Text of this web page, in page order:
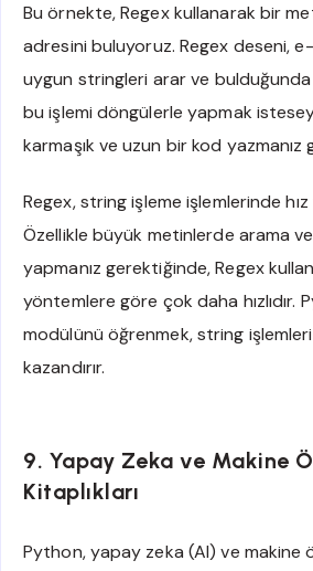
Bu örnekte, Regex kullanarak bir
adresini buluyoruz. Regex deseni,
uygun stringleri arar ve
bu işlemi döngülerle yapmak
karmaşık ve uzun bir kod yazmanız
Regex, string işleme işlemlerinde
Özellikle büyük metinlerde arama
yapmanız gerektiğinde, Regex
yöntemlere göre çok daha hızlıdır.
modülünü öğrenmek, string
kazandırır.
9. Yapay Zeka ve Makine
Kitaplıkları
Python, yapay zeka (AI) ve makine